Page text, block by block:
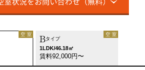
空 室
Bタイプ
1LDK/46.18㎡
賃料92,000円〜
空 室